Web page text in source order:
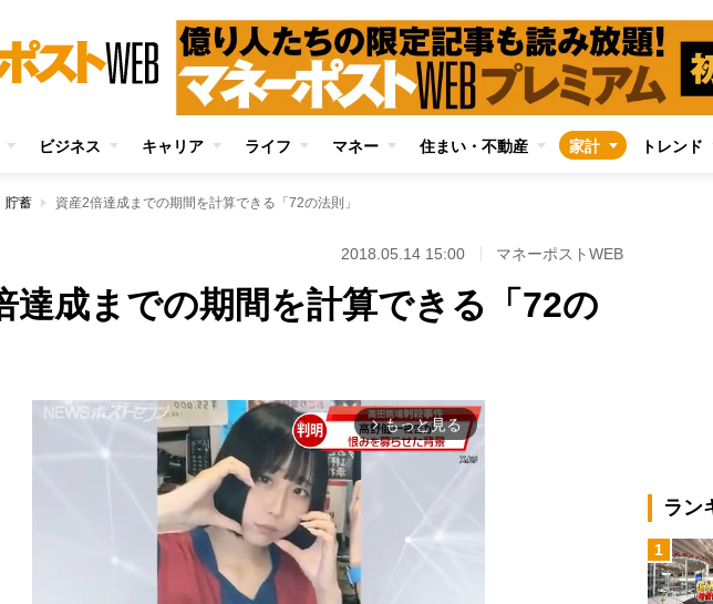
ビジネス キャリア ライフ マネー 住まい・不動産 家計 トレンド
貯蓄 資産2倍達成までの期間を計算できる「72の法則」
2018.05.14 15:00 マネーポストWEB
達成までの期間を計算できる「72の
arrow_forward_ios もっと見る
ラン
1